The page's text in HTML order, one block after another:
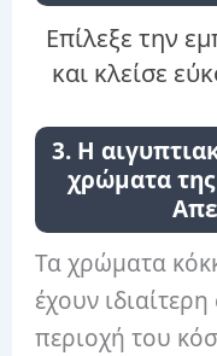
Επίλεξε την
και κλείσε
3. Η
χρώματα
Τα χρώματα
έχουν
περιοχή του